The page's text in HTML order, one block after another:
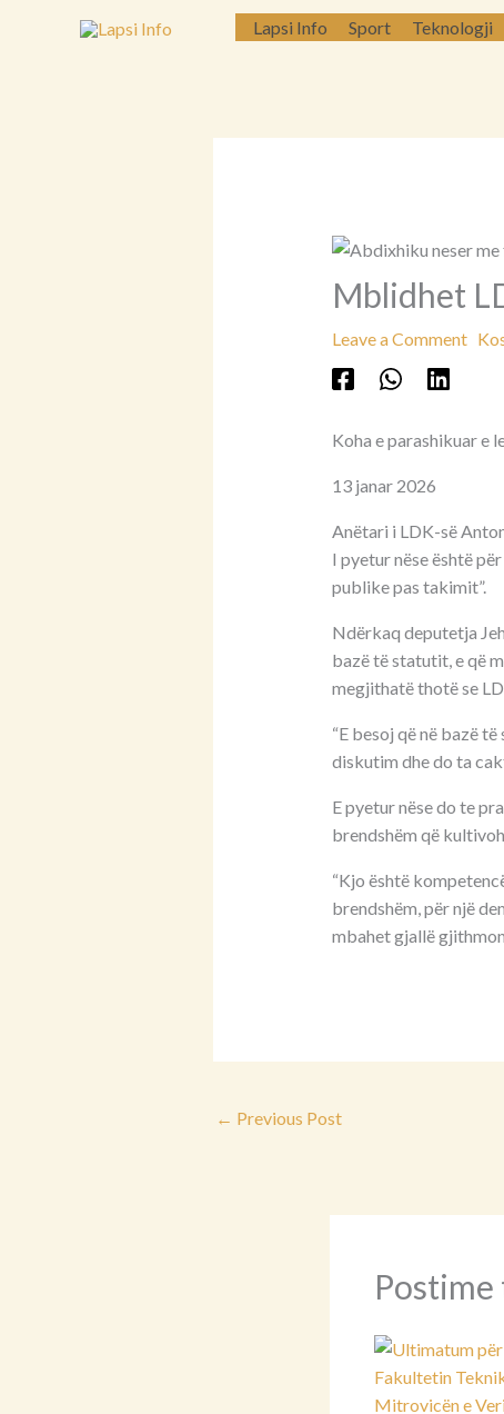
Lapsi Info Sport Teknologji
Mblidhet
Leave a Comment
Koha e parashikuar e
13 janar 2026
Anëtari i LDK-së
I pyetur nëse është
publike pas takimit”.
Ndërkaq deputetja
bazë të statutit, e që
megjithatë thotë se
“E besoj që në bazë
diskutim dhe do ta
E pyetur nëse do te
brendshëm që
“Kjo është
brendshëm, për një
mbahet gjallë
← Previous Post
Postime